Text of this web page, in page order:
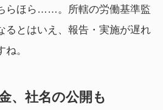
らほら……。所轄の労働基準監
るとはいえ、報告・実施が遅れ
。
、社名の公開も